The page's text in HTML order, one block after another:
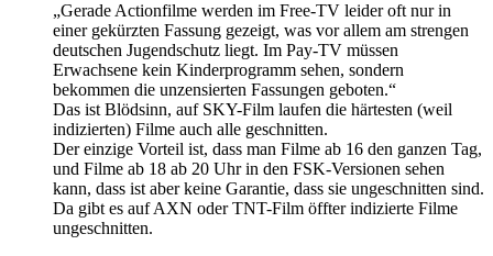
„Gerade Actionfilme werden im Free-TV leider oft nur in
einer gekürzten Fassung gezeigt, was vor allem am strengen
deutschen Jugendschutz liegt. Im Pay-TV müssen
Erwachsene kein Kinderprogramm sehen, sondern
bekommen die unzensierten Fassungen geboten.“
Das ist Blödsinn, auf SKY-Film laufen die härtesten (weil
indizierten) Filme auch alle geschnitten.
Der einzige Vorteil ist, dass man Filme ab 16 den ganzen Tag,
und Filme ab 18 ab 20 Uhr in den FSK-Versionen sehen
kann, dass ist aber keine Garantie, dass sie ungeschnitten sind.
Da gibt es auf AXN oder TNT-Film öffter indizierte Filme
ungeschnitten.